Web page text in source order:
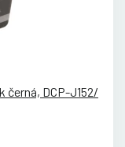
černá, DCP-J152/